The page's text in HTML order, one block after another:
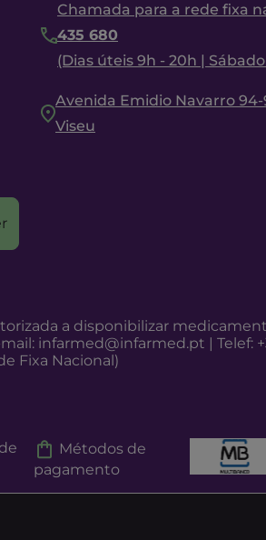
Chamada para a rede fixa
435 680
(Dias úteis 9h - 20h | Sábado
Avenida Emidio Navarro 94-
Viseu
a disponibilizar
infarmed@infarmed.pt | Telef:
Fixa Nacional)
Métodos de
pagamento